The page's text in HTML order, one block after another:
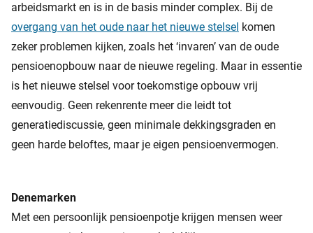
arbeidsmarkt en is in de basis minder complex. Bij de
overgang van het oude naar het nieuwe stelsel komen
zeker problemen kijken, zoals het ‘invaren’ van de oude
pensioenopbouw naar de nieuwe regeling. Maar in essentie
is het nieuwe stelsel voor toekomstige opbouw vrij
eenvoudig. Geen rekenrente meer die leidt tot
generatiediscussie, geen minimale dekkingsgraden en
geen harde beloftes, maar je eigen pensioenvermogen.
Denemarken
Met een persoonlijk pensioenpotje krijgen mensen weer